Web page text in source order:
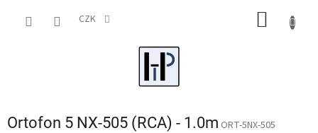
CZK
Ortofon 5 NX-505 (RCA) - 1.0m ORT-5NX-505